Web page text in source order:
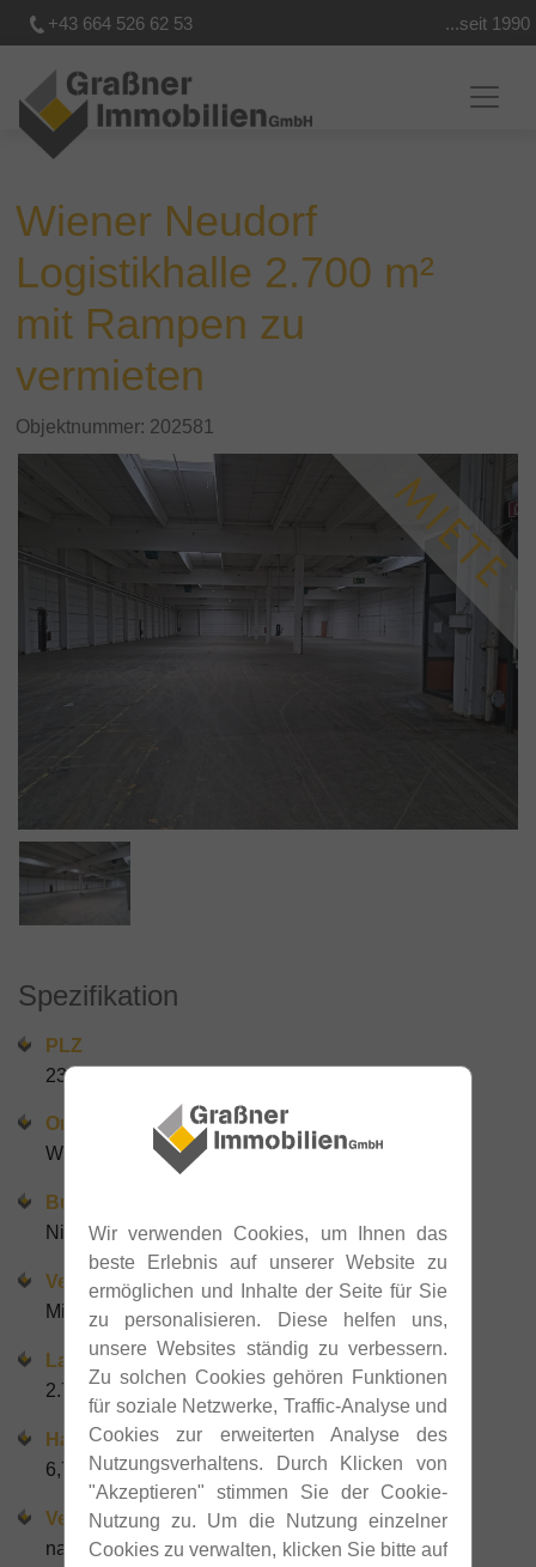
+43 664 526 62 53 ...seit 1990
Wiener Neudorf
Logistikhalle 2.700 m²
mit Rampen zu
vermieten
Objektnummer: 202581
Spezifikation
PLZ
2351
Ort
Wiener Neudorf
Bundesland
Niederösterreich
Vermarktung
Miete
Lagerhalle
2.700 m²
Hallenhöhe
6,70 m
Verfügbar ab
nach Vereinbarung
Wir verwenden Cookies, um Ihnen das
beste Erlebnis auf unserer Website zu
ermöglichen und Inhalte der Seite für Sie
zu personalisieren. Diese helfen uns,
unsere Websites ständig zu verbessern.
Zu solchen Cookies gehören Funktionen
für soziale Netzwerke, Traffic-Analyse und
Cookies zur erweiterten Analyse des
Nutzungsverhaltens. Durch Klicken von
"Akzeptieren" stimmen Sie der Cookie-
Nutzung zu. Um die Nutzung einzelner
Cookies zu verwalten, klicken Sie bitte auf